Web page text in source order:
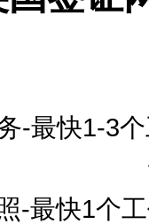
-最快1-3
-最快1个